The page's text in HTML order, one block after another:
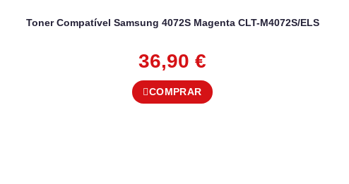
Toner Compatível Samsung 4072S Magenta CLT-M4072S/ELS
36,90 €
COMPRAR